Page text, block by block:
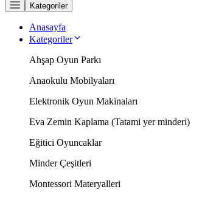
Kategoriler
Anasayfa
Kategoriler
Ahşap Oyun Parkı
Anaokulu Mobilyaları
Elektronik Oyun Makinaları
Eva Zemin Kaplama (Tatami yer minderi)
Eğitici Oyuncaklar
Minder Çeşitleri
Montessori Materyalleri